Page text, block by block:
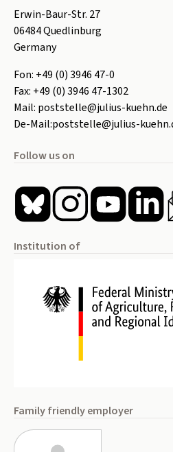
Erwin-Baur-Str. 27
06484Quedlinburg
Germany
Fon: +49 (0) 3946 47-0
Fax: +49 (0) 3946 47-1302
Mail: poststelle@julius-kuehn.de
De-Mail:poststelle@julius-
Follow us on
Institution of
Family friendly employer